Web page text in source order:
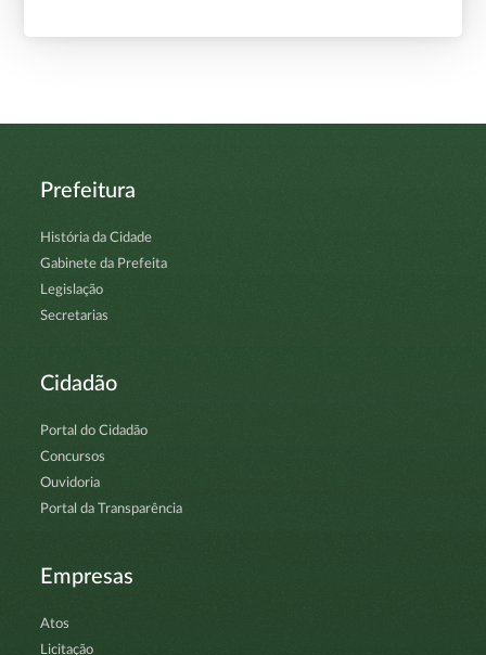
Prefeitura
História da Cidade
Gabinete da Prefeita
Legislação
Secretarias
Cidadão
Portal do Cidadão
Concursos
Ouvidoria
Portal da Transparência
Empresas
Atos
Licitação